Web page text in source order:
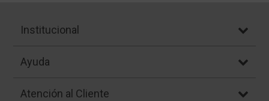
Institucional
Ayuda
Atención al Cliente